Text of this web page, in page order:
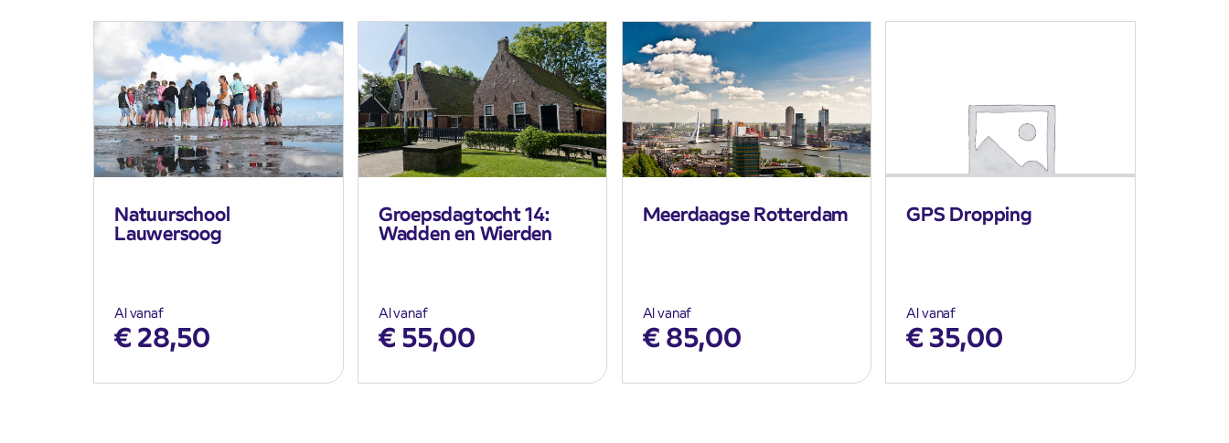
Natuurschool
Lauwersoog
Al vanaf
€ 28,50
Groepsdagtocht 14:
Wadden en Wierden
Al vanaf
€55,00
Meerdaagse Rotterdam
Al vanaf
€85,00
GPS Dropping
Al vanaf
€ 35,00